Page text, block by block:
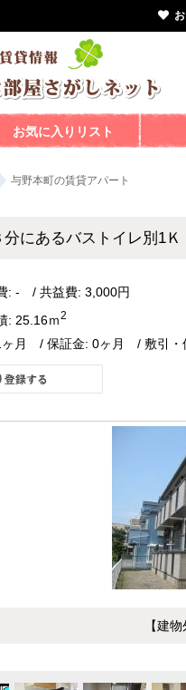
お気に入りリスト
与野本町の賃貸アパート
分にあるバストイレ別1
: - / 共益費: 3,000円
: 25.16ｍ2
月 / 保証金: 0ヶ月 / 敷引・
【建